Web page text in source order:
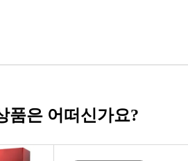
품은 어떠신가요?